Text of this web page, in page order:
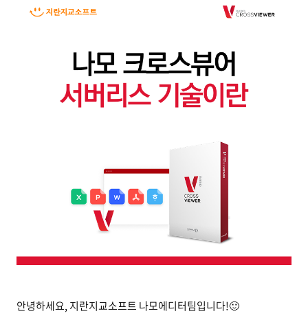
안녕하세요, 지란지교소프트 나모에디터팀입니다!🙂